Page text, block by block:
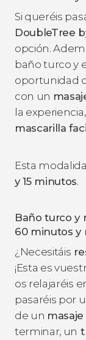
Si queréis
DoubleTree
opción.
baño turco y
oportunidad
con un
la
mascarilla
Esta
y 15 minutos.
Baño turco y
60 minutos y
¿Necesitáis
¡Esta es
os relajaréis
pasaréis por
de un
terminar, un